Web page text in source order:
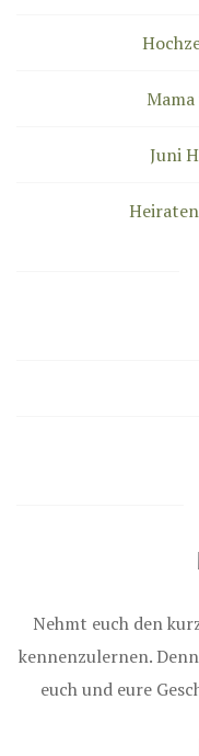
Juni
Nehmt euch den
kennenzulernen.
euch und eure